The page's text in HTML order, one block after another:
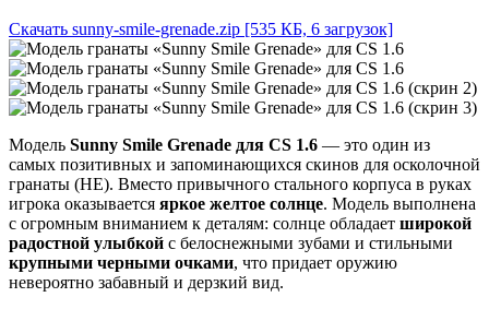
Скачать sunny-smile-grenade.zip [535 КБ, 6 загрузок]
Модель Sunny Smile Grenade для CS 1.6 — это один из
самых позитивных и запоминающихся скинов для осколочной
гранаты (HE). Вместо привычного стального корпуса в руках
игрока оказывается яркое желтое солнце. Модель выполнена
с огромным вниманием к деталям: солнце обладает широкой
радостной улыбкой с белоснежными зубами и стильными
крупными черными очками, что придает оружию
невероятно забавный и дерзкий вид.